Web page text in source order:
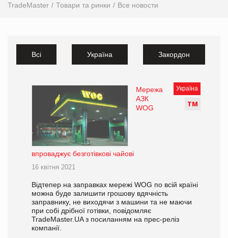
TradeMaster Товари та ринки Все новости
Всі Україна Закордон
Україна
ТМ
Мережа
АЗК
WOG
впроваджує безготівкові чайові
16 квітня 2021
Відтепер на заправках мережі WOG по всій країні
можна буде залишити грошову вдячність
заправнику, не виходячи з машини та не маючи
при собі дрібної готівки, повідомляє
TradeMaster.UA з посиланням на прес-реліз
компанії.